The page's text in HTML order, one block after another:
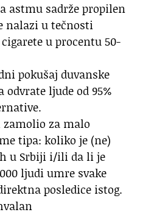
astmu sadrže propilen
nalazi u tečnosti
u procentu 50-
pokušaj duvanske
ljude od 95%
zamolio za malo
tipa: koliko je (ne)
u Srbiji i/ili da li je
ljudi umre svake
posledice istog.